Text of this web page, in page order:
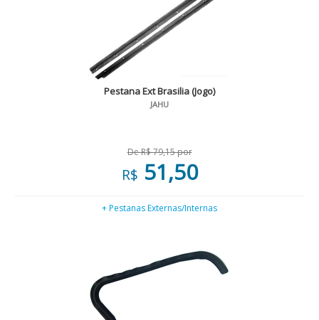
Pestana Ext Brasilia (Jogo)
JAHU
De R$ 79,15 por
R$ 51,50
+ Pestanas Externas/Internas